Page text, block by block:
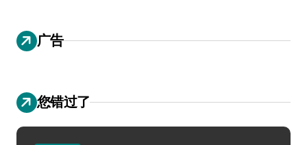
广告
您错过了